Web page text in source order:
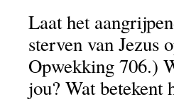
Laat het
sterven van Jezus
Opwekking 706.)
jou? Wat betekent